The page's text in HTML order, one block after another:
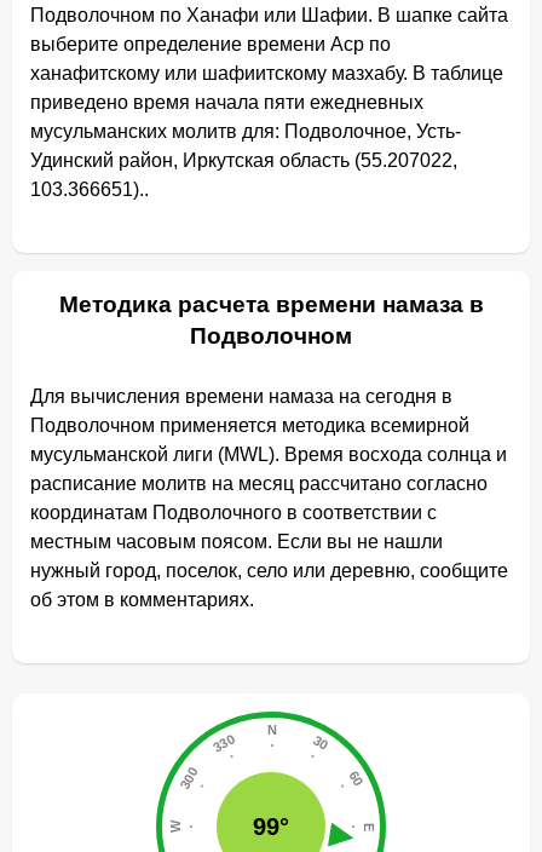
Подволочном по Ханафи или Шафии. В шапке сайта
выберите определение времени Аср по
ханафитскому или шафиитскому мазхабу. В таблице
приведено время начала пяти ежедневных
мусульманских молитв для: Подволочное, Усть-
Удинский район, Иркутская область (55.207022,
103.366651)..
Методика расчета времени намаза в
Подволочном
Для вычисления времени намаза на сегодня в
Подволочном применяется методика всемирной
мусульманской лиги (MWL). Время восхода солнца и
расписание молитв на месяц рассчитано согласно
координатам Подволочного в соответствии с
местным часовым поясом. Если вы не нашли
нужный город, поселок, село или деревню, сообщите
об этом в комментариях.
99°